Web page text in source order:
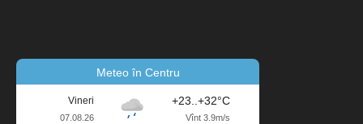
Meteo în Centru
Vineri
07.08.26
+23..+32°C
Vînt 3.9m/s